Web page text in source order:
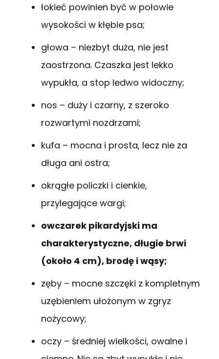
łokieć powinien być w połowie
wysokości w kłębie psa;
głowa – niezbyt duża, nie jest
zaostrzona. Czaszka jest lekko
wypukła, a stop ledwo widoczny;
nos – duży i czarny, z szeroko
rozwartymi nozdrzami;
kufa – mocna i prosta, lecz nie za
długa ani ostra;
okrągłe policzki i cienkie,
przylegające wargi;
owczarek pikardyjski ma
charakterystyczne, długie brwi
(około 4 cm), brodę i wąsy;
zęby – mocne szczęki z kompletnym
uzębieniem ułożonym w zgryz
nożycowy;
oczy – średniej wielkości, owalne i